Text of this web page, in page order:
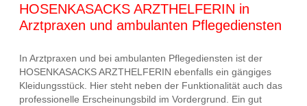
HOSENKASACKS ARZTHELFERIN in
Arztpraxen und ambulanten Pflegediensten
In Arztpraxen und bei ambulanten Pflegediensten ist der
HOSENKASACKS ARZTHELFERIN ebenfalls ein gängiges
Kleidungsstück. Hier steht neben der Funktionalität auch das
professionelle Erscheinungsbild im Vordergrund. Ein gut